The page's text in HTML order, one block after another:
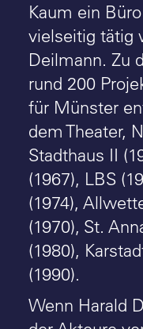
Kaum ein
vielseitig tätig
Deilmann. Zu
rund 200
für Münster
dem Theater,
Stadthaus II
(1967), LBS
(1974),
(1970), St.
(1980),
(1990).
Wenn Harald